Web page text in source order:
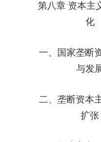
第八章 资本主
化
一、国家垄断
与发
二、垄断资本
扩张